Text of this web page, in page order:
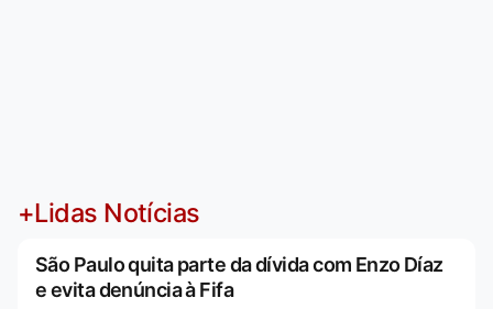
+Lidas Notícias
São Paulo quita parte da dívida com Enzo Díaz
e evita denúncia à Fifa